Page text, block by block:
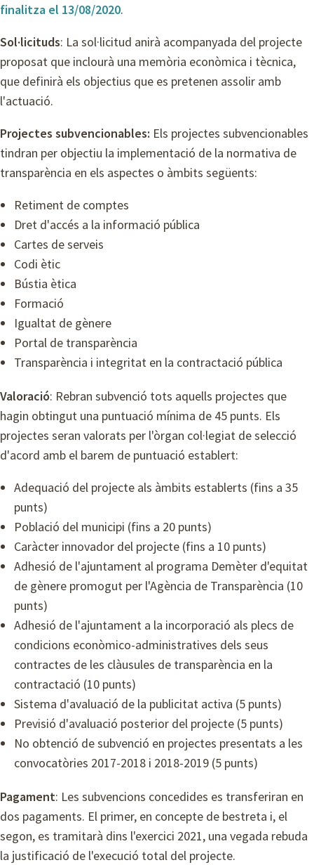
finalitza el 13/08/2020.
Sol·licituds: La sol·licitud anirà acompanyada del projecte
proposat que inclourà una memòria econòmica i tècnica,
que definirà els objectius que es pretenen assolir amb
l'actuació.
Projectes subvencionables: Els projectes subvencionables
tindran per objectiu la implementació de la normativa de
transparència en els aspectes o àmbits següents:
Retiment de comptes
Dret d'accés a la informació pública
Cartes de serveis
Codi ètic
Bústia ètica
Formació
Igualtat de gènere
Portal de transparència
Transparència i integritat en la contractació pública
Valoració: Rebran subvenció tots aquells projectes que
hagin obtingut una puntuació mínima de 45 punts. Els
projectes seran valorats per l'òrgan col·legiat de selecció
d'acord amb el barem de puntuació establert:
Adequació del projecte als àmbits establerts (fins a 35
punts)
Població del municipi (fins a 20 punts)
Caràcter innovador del projecte (fins a 10 punts)
Adhesió de l'ajuntament al programa Demèter d'equitat
de gènere promogut per l'Agència de Transparència (10
punts)
Adhesió de l'ajuntament a la incorporació als plecs de
condicions econòmico-administratives dels seus
contractes de les clàusules de transparència en la
contractació (10 punts)
Sistema d'avaluació de la publicitat activa (5 punts)
Previsió d'avaluació posterior del projecte (5 punts)
No obtenció de subvenció en projectes presentats a les
convocatòries 2017-2018 i 2018-2019 (5 punts)
Pagament: Les subvencions concedides es transferiran en
dos pagaments. El primer, en concepte de bestreta i, el
segon, es tramitarà dins l'exercici 2021, una vegada rebuda
la justificació de l'execució total del projecte.